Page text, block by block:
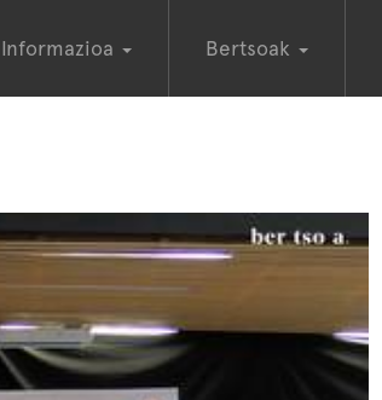
Informazioa Bertsoak